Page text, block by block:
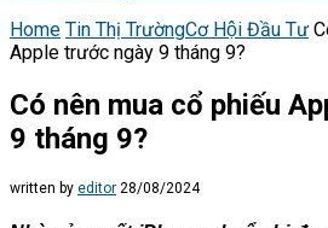
Home Tin Thị TrườngCơ Hội Đầu Tư
Apple trước ngày 9 tháng 9?
Có nên mua cổ phiếu
9 tháng 9?
written by editor 28/08/2024